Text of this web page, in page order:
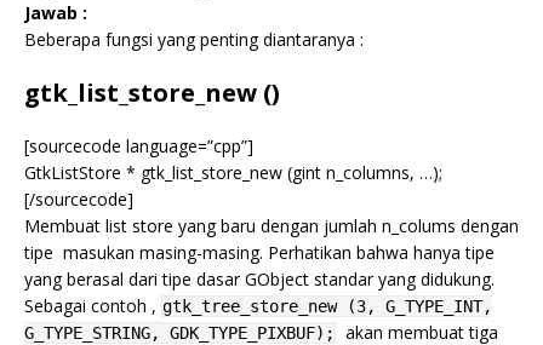
Jawab :
Beberapa fungsi yang penting diantaranya :
gtk_list_store_new ()
[sourcecode language=”cpp”]
GtkListStore * gtk_list_store_new (gint n_columns, …);
[/sourcecode]
Membuat list store yang baru dengan jumlah n_colums dengan
tipe masukan masing-masing. Perhatikan bahwa hanya tipe
yang berasal dari tipe dasar GObject standar yang didukung.
Sebagai contoh , gtk_tree_store_new (3, G_TYPE_INT,
G_TYPE_STRING, GDK_TYPE_PIXBUF);
akan membuat tiga